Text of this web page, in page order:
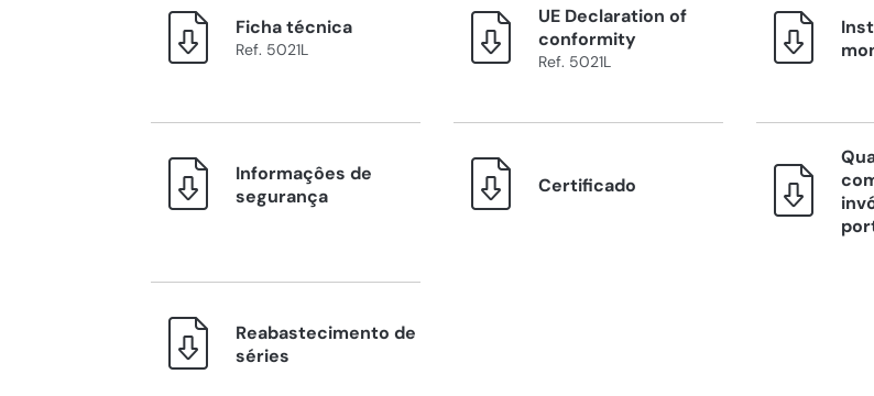
Ficha técnica
Ref. 5021L
UE Declaration of
conformity
Ref. 5021L
Informaçôes de
segurança
Certificado
Reabastecimento de
séries